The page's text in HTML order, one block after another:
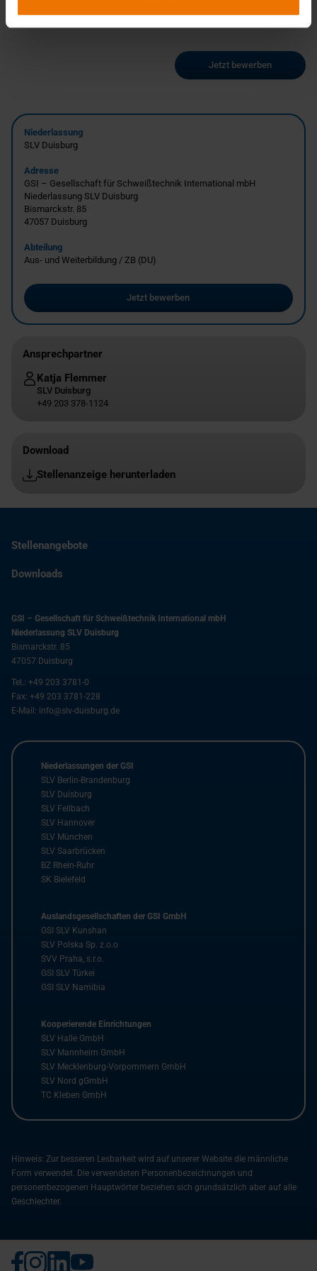
Jetzt bewerben
Niederlassung
SLV Duisburg
Adresse
GSI – Gesellschaft für Schweißtechnik International mbH
Niederlassung SLV Duisburg
Bismarckstr. 85
47057 Duisburg
Abteilung
Aus- und Weiterbildung / ZB (DU)
Jetzt bewerben
Ansprechpartner
Katja Flemmer
SLV Duisburg
+49 203 378-1124
Download
Stellenanzeige herunterladen
Stellenangebote
Downloads
GSI – Gesellschaft für Schweißtechnik International mbH
Niederlassung SLV Duisburg
Bismarckstr. 85
47057 Duisburg
Tel.: +49 203 3781-0
Fax: +49 203 3781-228
E-Mail: info@slv-duisburg.de
Niederlassungen der GSI
SLV Berlin-Brandenburg
SLV Duisburg
SLV Fellbach
SLV Hannover
SLV München
SLV Saarbrücken
BZ Rhein-Ruhr
SK Bielefeld
Auslandsgesellschaften der GSI GmbH
GSI SLV Kunshan
SLV Polska Sp. z.o.o
SVV Praha, s.r.o.
GSI SLV Türkei
GSI SLV Namibia
Kooperierende Einrichtungen
SLV Halle GmbH
SLV Mannheim GmbH
SLV Mecklenburg-Vorpommern GmbH
SLV Nord gGmbH
TC Kleben GmbH
Hinweis: Zur besseren Lesbarkeit wird auf unserer Website die männliche
Form verwendet. Die verwendeten Personenbezeichnungen und
personenbezogenen Hauptwörter beziehen sich grundsätzlich aber auf alle
Geschlechter.